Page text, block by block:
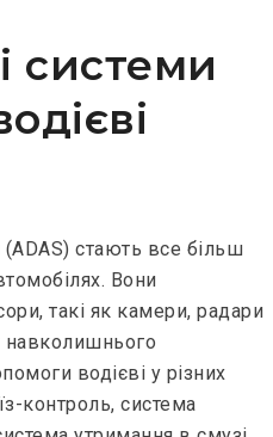
системи
стають все більш
Вони
такі як камери, радари
навколишнього
водієві у різних
контроль, система